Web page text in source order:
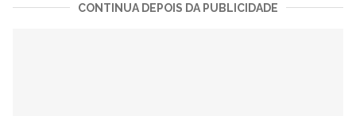
CONTINUA DEPOIS DA PUBLICIDADE